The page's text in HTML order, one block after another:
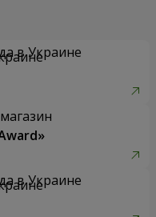
в Украине
в Украине